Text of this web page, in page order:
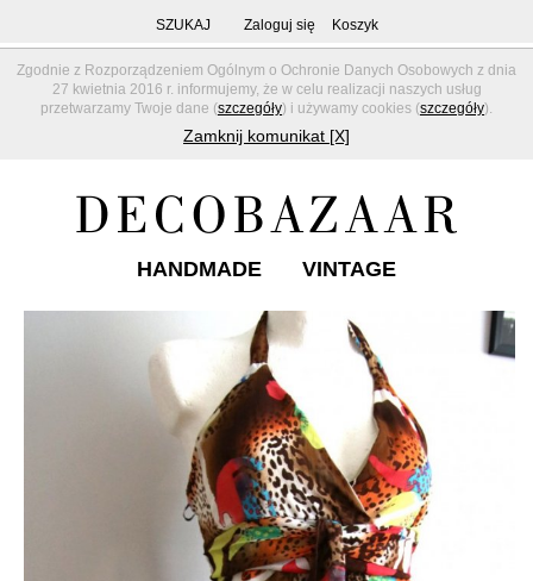
Zgodnie z Rozporządzeniem Ogólnym o Ochronie Danych Osobowych z dnia
27 kwietnia 2016 r. informujemy, że w celu realizacji naszych usług
przetwarzamy Twoje dane (szczegóły) i używamy cookies (szczegóły).
Zamknij komunikat [X]
SZUKAJ Zaloguj się Koszyk
HANDMADE VINTAGE